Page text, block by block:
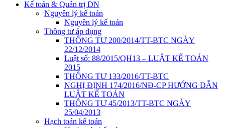
Kế toán & Quản trị DN
Nguyên lý kế toán
Nguyên lý kế toán
Thông tư áp dụng
THÔNG TƯ 200/2014/TT-BTC NGÀY
22/12/2014
Luật số: 88/2015/QH13 – LUẬT KẾ TOÁN
2015
THÔNG TƯ 133/2016/TT-BTC
NGHỊ ĐỊNH 174/2016/NĐ-CP HƯỚNG DẪN
LUẬT KẾ TOÁN
THÔNG TƯ 45/2013/TT-BTC NGÀY
25/04/2013
Hạch toán kế toán